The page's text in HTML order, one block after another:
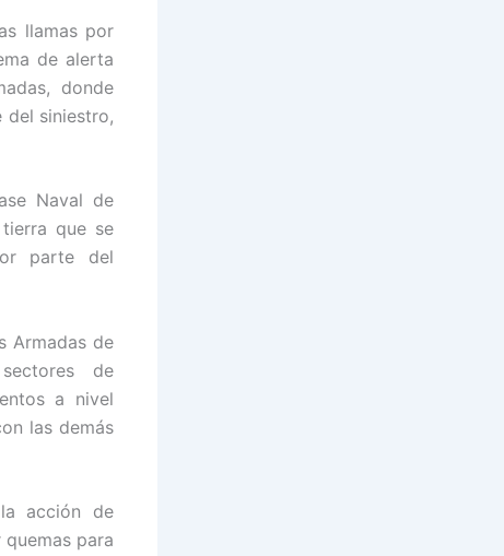
llamas por
de alerta
donde
siniestro,
Naval de
tierra que se
parte del
Armadas de
de
a nivel
las demás
acción de
para